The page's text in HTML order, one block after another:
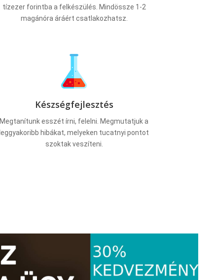
tízezer forintba a felkészülés. Mindössze 1-2
magánóra áráért csatlakozhatsz.
Készségfejlesztés
Megtanítunk esszét írni, felelni. Megmutatjuk a
leggyakoribb hibákat, melyeken tucatnyi pontot
szoktak veszíteni.